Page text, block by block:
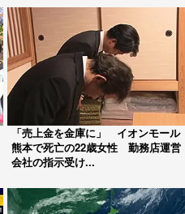
「売上金を金庫に」 イオンモール
熊本で死亡の22歳女性 勤務店運営
会社の指示受け...